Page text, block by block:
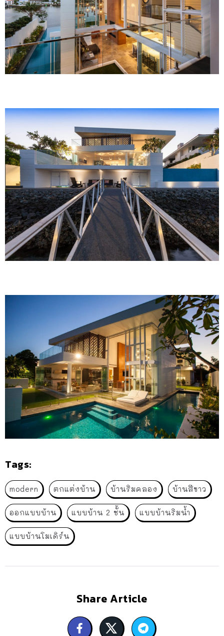
Tags:
modern ตกแต่งบ้าน บ้านริมคลอง บ้านสีขาว
ออกแบบบ้าน แบบบ้าน 2 ชั้น แบบบ้านริมน้ำ
แบบบ้านโมเดิร์น
Share Article